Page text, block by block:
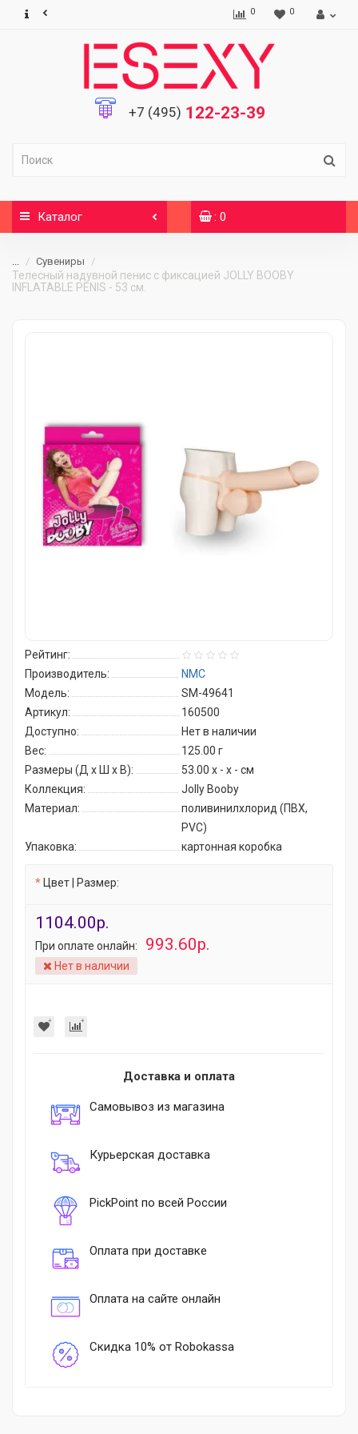
0 0
+7 (495) 122-23-39
Каталог : 0
... Сувениры
Телесный надувной пенис с фиксацией JOLLY BOOBY
INFLATABLE PENIS - 53 см.
Рейтинг:
Производитель:
NMC
Модель:
SM-49641
Артикул:
160500
Доступно:
Нет в наличии
Вес:
125.00 г
Размеры (Д x Ш x В):
53.00 x - x - см
Коллекция:
Jolly Booby
Материал:
поливинилхлорид (ПВХ,
PVC)
Упаковка:
картонная коробка
Цвет | Размер:
1104.00р.
При оплате онлайн: 993.60р.
Нет в наличии
Доставка и оплата
Самовывоз из магазина
Курьерская доставка
PickPoint по всей России
Оплата при доставке
Оплата на сайте онлайн
Скидка 10% от Robokassa